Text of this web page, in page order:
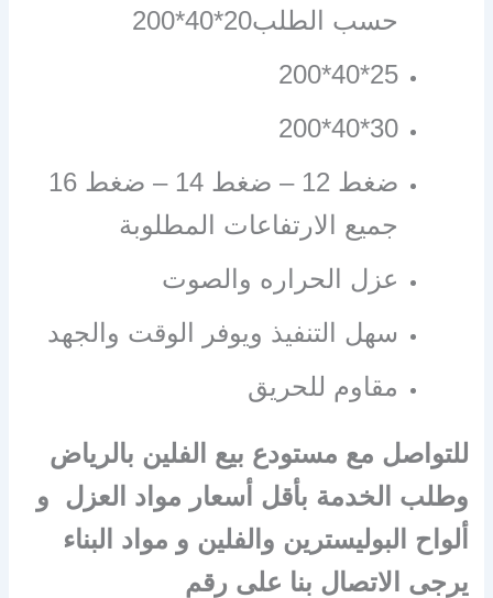
حسب الطلب20*40*200
25*40*200
30*40*200
ضغط 12 – ضغط 14 – ضغط 16
جميع الارتفاعات المطلوبة
عزل الحراره والصوت
سهل التنفيذ ويوفر الوقت والجهد
مقاوم للحريق
للتواصل مع مستودع بيع الفلين بالرياض
وطلب الخدمة بأقل أسعار مواد العزل و
ألواح البوليسترين والفلين و مواد البناء
يرجى الاتصال بنا على رقم